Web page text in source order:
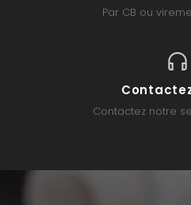
Par CB ou
Contactez notre